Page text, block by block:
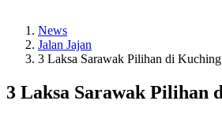
News
Jalan Jajan
3 Laksa Sarawak Pilihan di Kuching
3 Laksa Sarawak Pilihan